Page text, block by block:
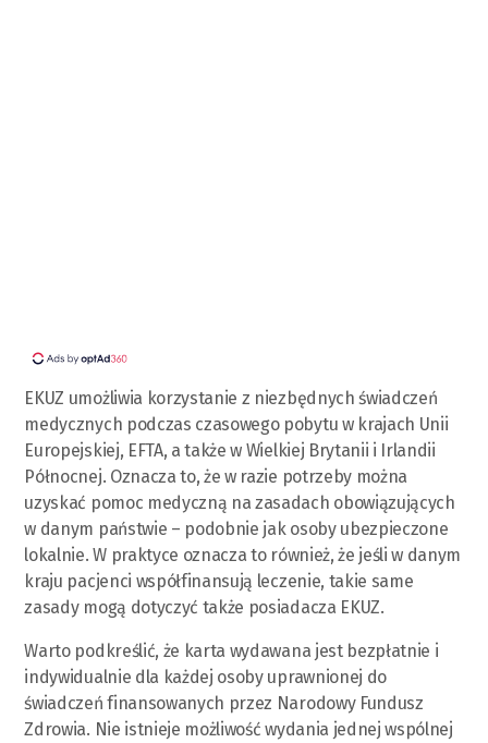
EKUZ umożliwia korzystanie z niezbędnych świadczeń
medycznych podczas czasowego pobytu w krajach Unii
Europejskiej, EFTA, a także w Wielkiej Brytanii i Irlandii
Północnej. Oznacza to, że w razie potrzeby można
uzyskać pomoc medyczną na zasadach obowiązujących
w danym państwie – podobnie jak osoby ubezpieczone
lokalnie. W praktyce oznacza to również, że jeśli w danym
kraju pacjenci współfinansują leczenie, takie same
zasady mogą dotyczyć także posiadacza EKUZ.
Warto podkreślić, że karta wydawana jest bezpłatnie i
indywidualnie dla każdej osoby uprawnionej do
świadczeń finansowanych przez Narodowy Fundusz
Zdrowia. Nie istnieje możliwość wydania jednej wspólnej